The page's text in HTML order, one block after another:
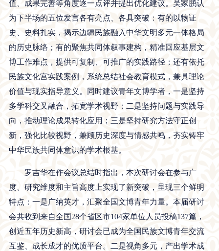
值、成果完善等角度逐一点评并提出优化建议。吴家鹏认
为下半场的五位发言各有亮点、各具突破：有的以物证
史、史料扎实，揭示边疆民族融入中华文明多元一体格局
的历史脉络；有的聚焦共同体叙事建构，精准回应基层文
博工作难点，提供可复制、可推广的实践路径；还有依托
民族文化宫实践案例，系统总结社会教育模式，兼具理论
价值与现实指导意义。同时建议青年文博学者，一是坚持
多学科交叉融合，拓宽学术视野；二是坚持问题与实践导
向，推动理论成果转化应用；三是坚持研究方法守正创
新，强化比较视野，兼顾历史深度与情感共鸣，夯实铸牢
中华民族共同体意识的学术根基。
罗吉华在作会议总结时指出，本次研讨会在参与广
度、研究维度和主旨高度上实现了新突破，呈现三个鲜明
特点：一是广纳英才，汇聚全国文博青年力量。本届研讨
会共收到来自全国28个省区市104家单位人员投稿137篇，
创近五年历史新高，研讨会已成为全国民族文博青年交流
互鉴、成长成才的优质平台。二是视角多元，产出学术成